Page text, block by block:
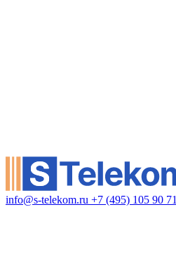
info@s-telekom.ru +7 (495) 105 90 71